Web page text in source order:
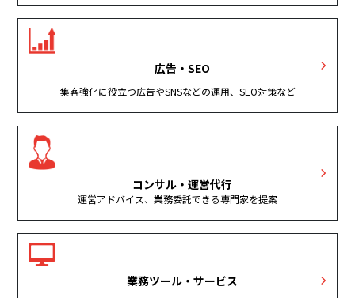
広告・SEO
集客強化に役立つ広告やSNSなどの運用、SEO対策など
コンサル・運営代行
運営アドバイス、業務委託できる専門家を提案
業務ツール・サービス